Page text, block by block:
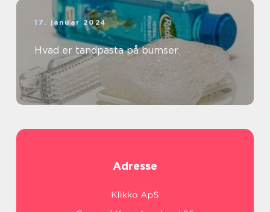
17. januar 2024
Hvad er tandpasta på bumser
Adresse